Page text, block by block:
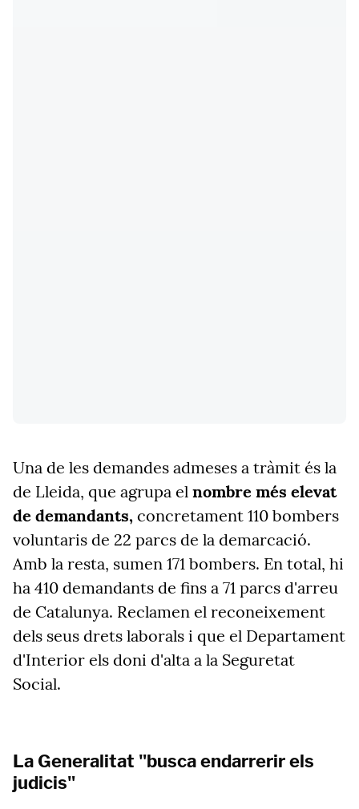
Una de les demandes admeses a tràmit és la
de Lleida, que agrupa el nombre més elevat
de demandants, concretament 110 bombers
voluntaris de 22 parcs de la demarcació.
Amb la resta, sumen 171 bombers. En total, hi
ha 410 demandants de fins a 71 parcs d'arreu
de Catalunya. Reclamen el reconeixement
dels seus drets laborals i que el Departament
d'Interior els doni d'alta a la Seguretat
Social.
La Generalitat "busca endarrerir els
judicis"